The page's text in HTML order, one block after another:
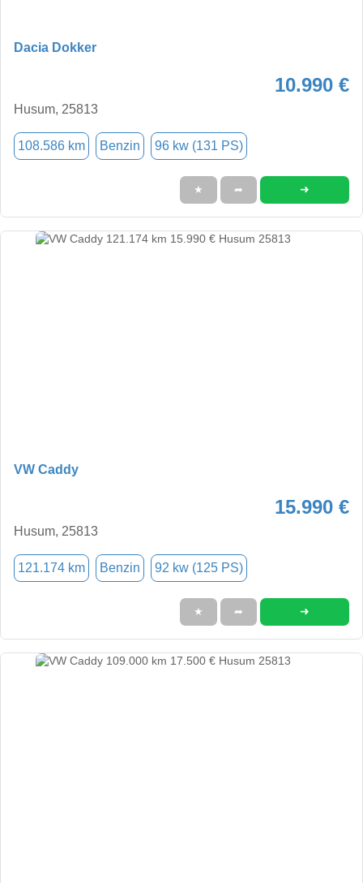
Dacia Dokker
10.990 €
Husum, 25813
108.586 km Benzin 96 kw (131 PS)
★ ➦ ➜
VW Caddy
15.990 €
Husum, 25813
121.174 km Benzin 92 kw (125 PS)
★ ➦ ➜